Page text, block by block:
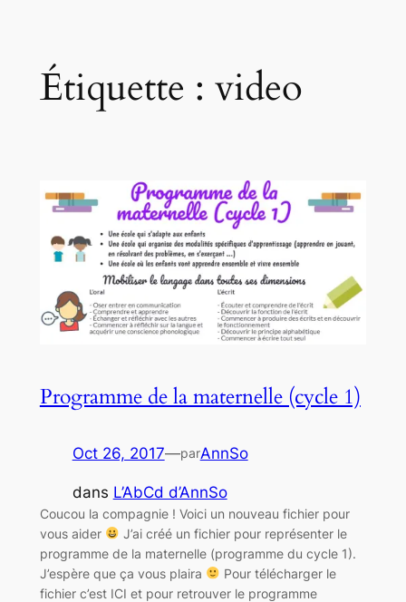
Étiquette : video
Programme de la maternelle (cycle 1)
Oct 26, 2017—parAnnSo
dans L’AbCd d’AnnSo
Coucou la compagnie ! Voici un nouveau fichier pour
vous aider
J’ai créé un fichier pour représenter le
programme de la maternelle (programme du cycle 1).
J’espère que ça vous plaira
Pour télécharger le
fichier c’est ICI et pour retrouver le programme